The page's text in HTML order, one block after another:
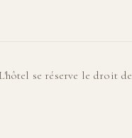
se réserve le droit de